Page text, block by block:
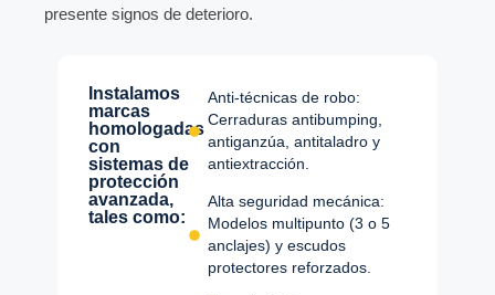
presente signos de deterioro.
Instalamos
marcas
homologadas
con
sistemas de
protección
avanzada,
tales como:
Anti-técnicas de robo:
Cerraduras antibumping,
antiganzúa, antitaladro y
antiextracción.
Alta seguridad mecánica:
Modelos multipunto (3 o 5
anclajes) y escudos
protectores reforzados.